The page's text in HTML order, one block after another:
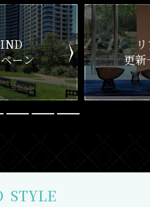
イム
ェック
新
STYLE